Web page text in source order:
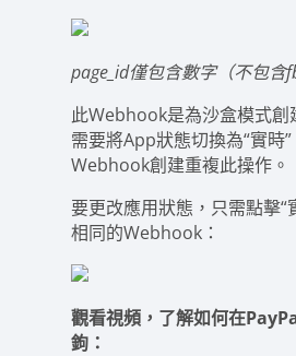
page_id僅包含數字（不包含
此Webhook是為沙盒模式創
需要將App狀態切換為“實時
Webhook創建重複此操作。
要更改應用狀態，只需點擊“
相同的Webhook：
觀看視頻，了解如何在
鉤：